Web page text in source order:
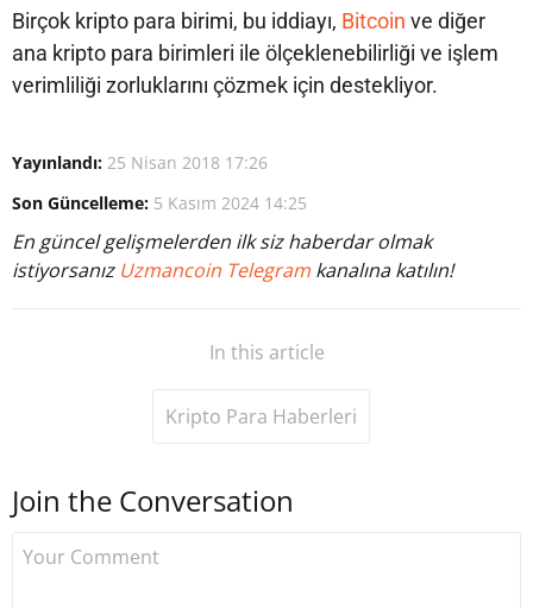
Birçok kripto para birimi, bu iddiayı, Bitcoin ve diğer
ana kripto para birimleri ile ölçeklenebilirliği ve işlem
verimliliği zorluklarını çözmek için destekliyor.
Yayınlandı: 25 Nisan 2018 17:26
Son Güncelleme: 5 Kasım 2024 14:25
En güncel gelişmelerden ilk siz haberdar olmak
istiyorsanız Uzmancoin Telegram kanalına katılın!
In this article
Kripto Para Haberleri
Join the Conversation